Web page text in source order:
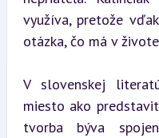
využíva, pretože
otázka, čo má v
V slovenskej
miesto ako
tvorba býva